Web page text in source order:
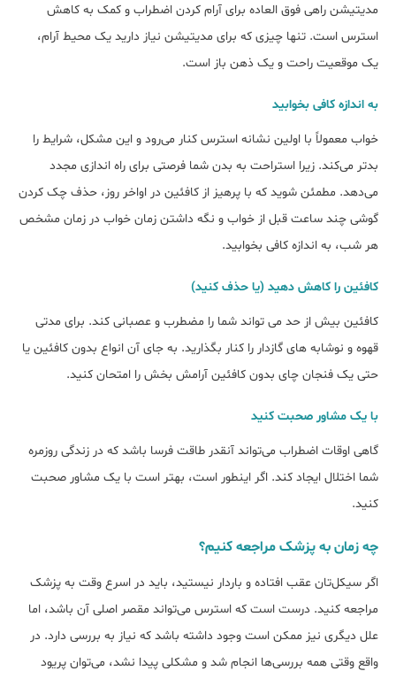
مدیتیشن راهی فوق العاده برای آرام کردن اضطراب و کمک به کاهش
استرس است. تنها چیزی که برای مدیتیشن نیاز دارید یک محیط آرام،
یک موقعیت راحت و یک ذهن باز است.
به اندازه کافی بخوابید
خواب معمولاً با اولین نشانه استرس کنار می‌‎رود و این مشکل، شرایط را
بدتر می‌کند. زیرا استراحت به بدن شما فرصتی برای راه اندازی مجدد
می‌دهد. مطمئن شوید که با پرهیز از کافئین در اواخر روز، حذف چک کردن
گوشی چند ساعت قبل از خواب و نگه داشتن زمان خواب در زمان مشخص
هر شب، به اندازه کافی بخوابید.
کافئین را کاهش دهید (یا حذف کنید)
کافئین بیش از حد می تواند شما را مضطرب و عصبانی کند. برای مدتی
قهوه و نوشابه های گازدار را کنار بگذارید. به جای آن انواع بدون کافئین یا
حتی یک فنجان چای بدون کافئین آرامش بخش را امتحان کنید.
با یک مشاور صحبت کنید
گاهی اوقات اضطراب می‌تواند آنقدر طاقت فرسا باشد که در زندگی روزمره
شما اختلال ایجاد کند. اگر اینطور است، بهتر است با یک مشاور صحبت
کنید.
چه زمان به پزشک مراجعه کنیم؟
اگر سیکل‌تان عقب افتاده و باردار نیستید، باید در اسرع وقت به پزشک
مراجعه کنید. درست است که استرس می‌تواند مقصر اصلی آن باشد، اما
علل دیگری نیز ممکن است وجود داشته باشد که نیاز به بررسی دارد. در
واقع وقتی همه بررسی‌ها انجام شد و مشکلی پیدا نشد، می‌توان پریود